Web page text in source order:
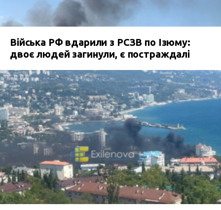
Війська РФ вдарили з РСЗВ по Ізюму:
двоє людей загинули, є постраждалі